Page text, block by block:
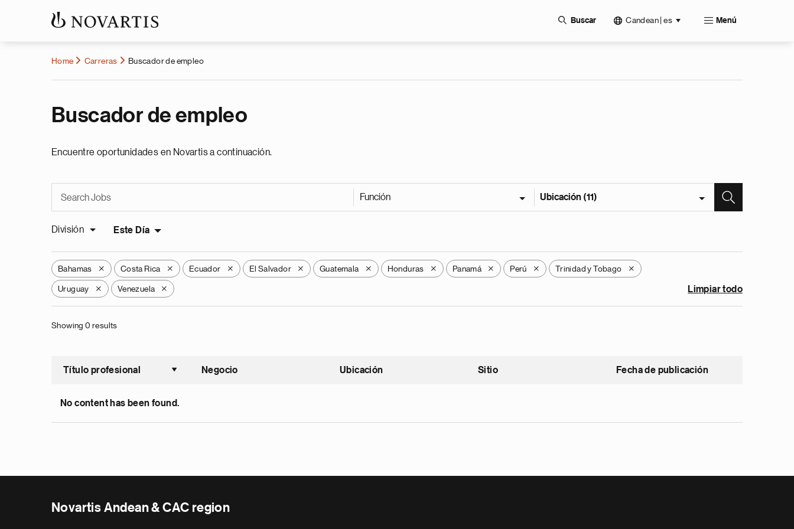
Buscar Candean | es Menú
Home Carreras Buscador de empleo
Buscador de empleo
Encuentre oportunidades en Novartis a continuación.
Función Ubicación (11)
División Este Día
Bahamas X Costa Rica X Ecuador X El Salvador X Guatemala X Honduras X Panamá X Perú X Trinidad y Tobago X
Uruguay X Venezuela X Limpiar todo
Showing 0 results
Título profesional
Ordenar ascendente
Negocio Ubicación Sitio Fecha de publicación
No content has been found.
Novartis Andean & CAC region